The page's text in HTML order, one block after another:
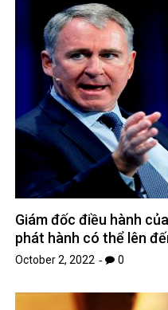
Giám đốc điều hành
phát hành có thể lên
October 2, 2022 0